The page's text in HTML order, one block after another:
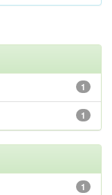
1
1
1